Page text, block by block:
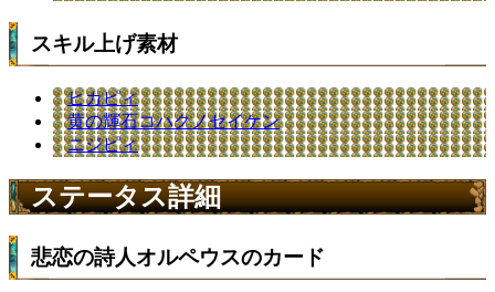
スキル上げ素材
ヒカピィ
黄の輝石コハクノセイケン
ニジピィ
ステータス詳細
悲恋の詩人オルペウスのカード